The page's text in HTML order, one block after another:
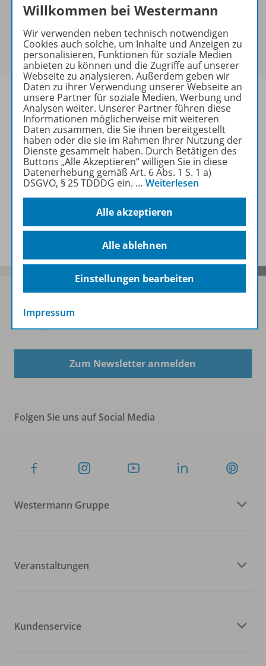
keine Sonderkonditionen gewährt werden.
Sie haben ein passendes
Spar-Paket
Um den für Sie gültigen Preis zu sehen,melden Sie
sich bitte an.
Informationen
Weitere Inhalte der Ausgabe
Spar-Pakete
Zum Newsletter anmelden
Folgen Sie uns auf Social Media
Westermann Gruppe
Veranstaltungen
Kundenservice
Willkommen bei Westermann
Wir verwenden neben technisch notwendigen
Cookies auch solche, um Inhalte und Anzeigen zu
personalisieren, Funktionen für soziale Medien
anbieten zu können und die Zugriffe auf unserer
Webseite zu analysieren. Außerdem geben wir
Daten zu ihrer Verwendung unserer Webseite an
unsere Partner für soziale Medien, Werbung und
Analysen weiter. Unserer Partner führen diese
Informationen möglicherweise mit weiteren
Daten zusammen, die Sie ihnen bereitgestellt
haben oder die sie im Rahmen Ihrer Nutzung der
Dienste gesammelt haben. Durch Betätigen des
Buttons „Alle Akzeptieren“ willigen Sie in diese
Datenerhebung gemäß Art. 6 Abs. 1 S. 1 a)
DSGVO, § 25 TDDDG ein. … Weiterlesen
Alle akzeptieren
Alle ablehnen
Einstellungen bearbeiten
Impressum